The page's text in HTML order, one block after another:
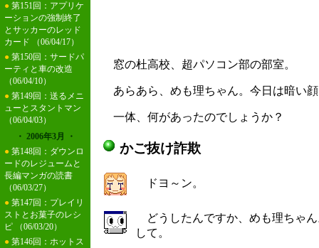
● 第151回：アプリケ
ーションの強制終了
とサッカーのレッド
カード
（06/04/17）
● 第150回：サードパ
ーティと車の改造
（06/04/10）
● 第149回：送るメニ
ューとスタントマン
（06/04/03）
・ 2006年3月 ・
● 第148回：ダウンロ
ードのレジュームと
長編マンガの読書
（06/03/27）
● 第147回：プレイリ
ストとお菓子のレシ
ピ
（06/03/20）
● 第146回：ホットス
窓の杜高校、超パソコン部の部室。
あらあら、めも理ちゃん。今日は暗い
一体、何があったのでしょうか？
かご抜け詐欺
ドヨ～ン。
どうしたんですか、めも理ちゃ
して。